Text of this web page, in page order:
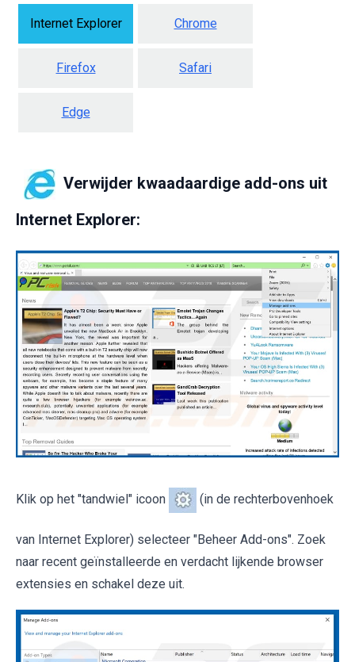
Internet Explorer Chrome
Firefox Safari
Edge
Verwijder kwaadaardige add-ons uit
Internet Explorer:
Klik op het "tandwiel" icoon (in de rechterbovenhoek
van Internet Explorer) selecteer "Beheer Add-ons". Zoek
naar recent geïnstalleerde en verdacht lijkende browser
extensies en schakel deze uit.